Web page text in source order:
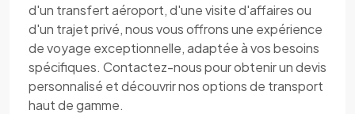
d'un transfert aéroport, d'une visite d'affaires ou
d'un trajet privé, nous vous offrons une expérience
de voyage exceptionnelle, adaptée à vos besoins
spécifiques. Contactez-nous pour obtenir un devis
personnalisé et découvrir nos options de transport
haut de gamme.